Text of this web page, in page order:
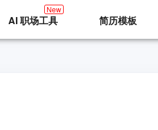
AI 职场工具
New
简历模板